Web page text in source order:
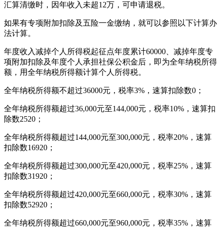
汇算清缴时，因年收入未超12万，可申请退税。
如果有专项附加扣除及五险一金缴纳，就可以参照以下计算办
法计算。
年度收入减掉个人所得税起征点年度累计60000、减掉年度专
项附加扣除及年度个人承担社保公积金后，即为全年纳税所得
额，用全年纳税所得额计算个人所得税。
全年纳税所得额不超过36000元，税率3%，速算扣除数0；
全年纳税所得额超过36,000元至144,000元，税率10%，速算扣
除数2520；
全年纳税所得额超过144,000元至300,000元，税率20%，速算
扣除数16920；
全年纳税所得额超过300,000元至420,000元，税率25%，速算
扣除数31920；
全年纳税所得额超过420,000元至660,000元，税率30%，速算
扣除数52920；
全年纳税所得额超过660,000元至960,000元，税率35%，速算